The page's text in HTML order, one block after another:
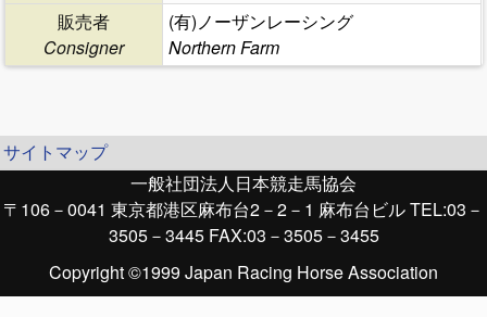
販売者
Consigner
(有)ノーザンレーシング
Northern Farm
サイトマップ
一般社団法人日本競走馬協会
〒106－0041 東京都港区麻布台2－2－1 麻布台ビル TEL:03－
3505－3445 FAX:03－3505－3455
Copyright ©1999 Japan Racing Horse Association